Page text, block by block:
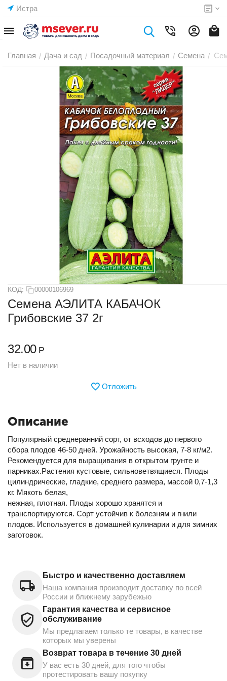
Истра
Главная / Дача и сад / Посадочный материал / Семена /
КОД: 00000106969
Семена АЭЛИТА КАБАЧОК
Грибовские 37 2г
32.00 Р
Нет в наличии
Отложить
Описание
Популярный среднеранний сорт, от всходов до первого
сбора плодов 46-50 дней. Урожайность высокая, 7-8 кг/м2.
Рекомендуется для выращивания в открытом грунте и
парниках.Растения кустовые, сильноветвящиеся. Плоды
цилиндрические, гладкие, среднего размера, массой 0,7-1,3
кг. Мякоть белая,
нежная, плотная. Плоды хорошо хранятся и
транспортируются. Сорт устойчив к болезням и гнили
плодов. Используется в домашней кулинарии и для зимних
заготовок.
Быстро и качественно доставляем
Наша компания производит доставку по всей
России и ближнему зарубежью
Гарантия качества и сервисное
обслуживание
Мы предлагаем только те товары, в качестве
которых мы уверены
Возврат товара в течение 30 дней
У вас есть 30 дней, для того чтобы
протестировать вашу покупку